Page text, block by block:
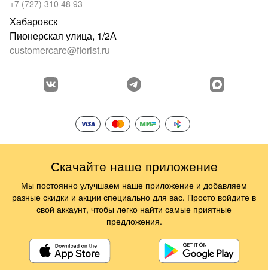
+7 (727) 310 48 93
Хабаровск
Пионерская улица, 1/2А
customercare@florist.ru
Скачайте наше приложение
Мы постоянно улучшаем наше приложение и добавляем
разные скидки и акции специально для вас. Просто войдите в
свой аккаунт, чтобы легко найти самые приятные
предложения.